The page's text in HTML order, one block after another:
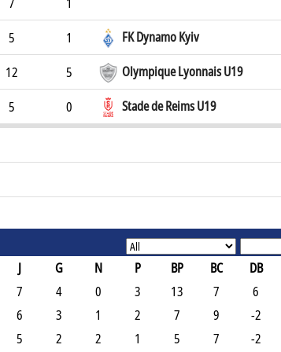
5 1 FK Dynamo Kyiv
12 5 Olympique Lyonnais U19
5 0 Stade de Reims U19
J G N P BP BC DB
7 4 0 3 13 7 6
6 3 1 2 7 9 -2
5 2 2 1 5 7 -2